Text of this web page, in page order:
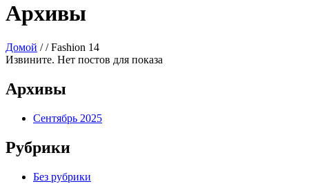
Архивы
Домой / / Fashion 14
Извините. Нет постов для показа
Архивы
Сентябрь 2025
Рубрики
Без рубрики